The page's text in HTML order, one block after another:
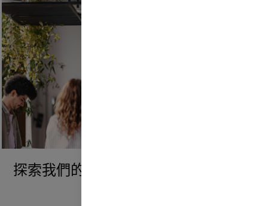
探索我們的文化